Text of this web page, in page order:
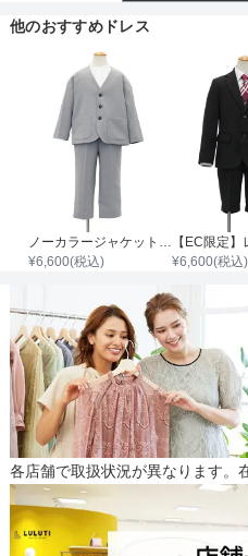
パンツのサイズ
サイズ (cm)
ウエスト
ヒップ
股上 -
他のおすすめドレス
¥6,600(税込)
¥6,600(税込)
各店舗で取扱状況が異なります。